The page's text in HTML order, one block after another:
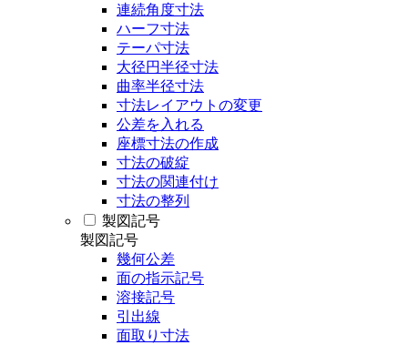
連続角度寸法
ハーフ寸法
テーパ寸法
大径円半径寸法
曲率半径寸法
寸法レイアウトの変更
公差を入れる
座標寸法の作成
寸法の破綻
寸法の関連付け
寸法の整列
製図記号
製図記号
幾何公差
面の指示記号
溶接記号
引出線
面取り寸法